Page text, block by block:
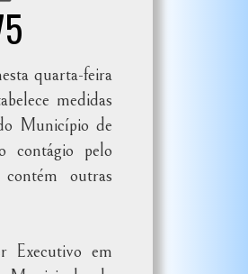
quarta-feira
medidas
Município de
contágio pelo
outras
Executivo em